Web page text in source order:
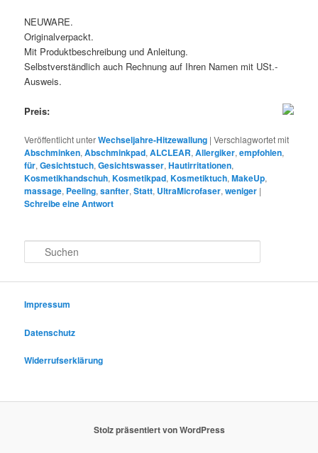
NEUWARE.
Originalverpackt.
Mit Produktbeschreibung und Anleitung.
Selbstverständlich auch Rechnung auf Ihren Namen mit USt.-
Ausweis.
Preis:
Veröffentlicht unterWechseljahre-Hitzewallung |Verschlagwortet mit
Abschminken,Abschminkpad,ALCLEAR,Allergiker,empfohlen,
für,Gesichtstuch,Gesichtswasser,Hautirritationen,
Kosmetikhandschuh,Kosmetikpad,Kosmetiktuch,MakeUp,
massage, Peeling,sanfter,Statt, UltraMicrofaser,weniger |
Schreibe eine Antwort
u
e
Impressum
Datenschutz
Widerrufserklärung
Stolz präsentiert von WordPress